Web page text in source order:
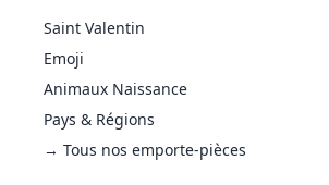
Saint Valentin
Emoji
Animaux Naissance
Pays & Régions
→ Tous nos emporte-pièces